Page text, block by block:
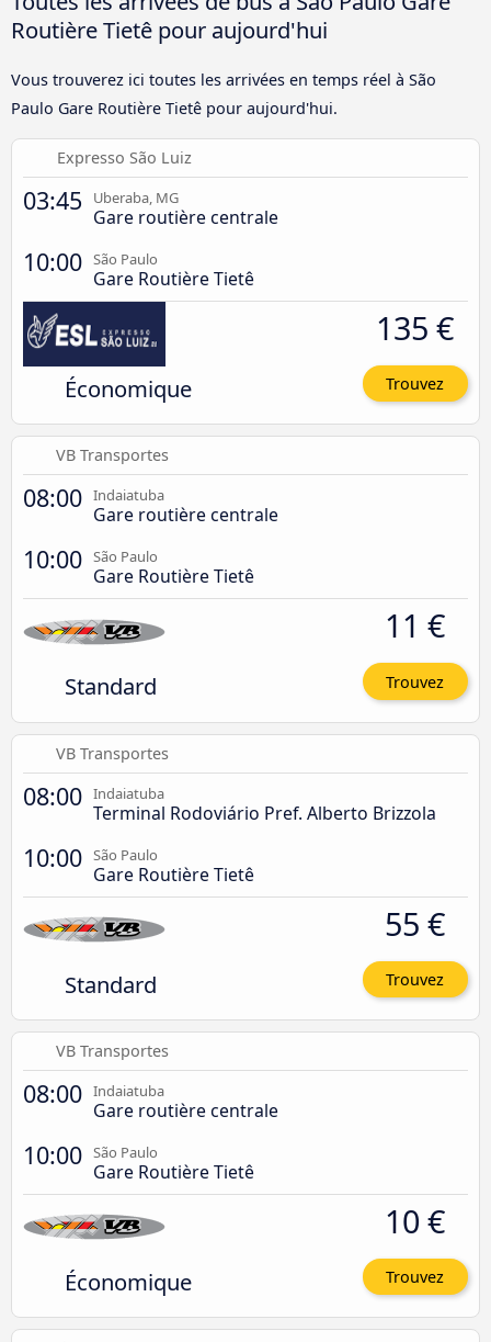
Routière Tietê pour aujourd'hui
Vous trouverez ici toutes les arrivées en temps réel à São
Paulo Gare Routière Tietê pour aujourd'hui.
Expresso São Luiz
03:45 Uberaba, MG
Gare routière centrale
10:00 São Paulo
Gare Routière Tietê
Économique
135 €
Trouvez
VB Transportes
08:00 Indaiatuba
Gare routière centrale
10:00 São Paulo
Gare Routière Tietê
Standard
11 €
Trouvez
VB Transportes
08:00 Indaiatuba
Terminal Rodoviário Pref. Alberto Brizzola
10:00 São Paulo
Gare Routière Tietê
Standard
55 €
Trouvez
VB Transportes
08:00 Indaiatuba
Gare routière centrale
10:00 São Paulo
Gare Routière Tietê
Économique
10 €
Trouvez